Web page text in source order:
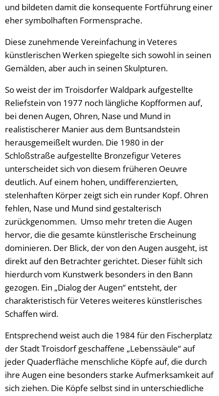
und bildeten damit die konsequente Fortführung einer
eher symbolhaften Formensprache.
Diese zunehmende Vereinfachung in Veteres
künstlerischen Werken spiegelte sich sowohl in seinen
Gemälden, aber auch in seinen Skulpturen.
So weist der im Troisdorfer Waldpark aufgestellte
Reliefstein von 1977 noch längliche Kopfformen auf,
bei denen Augen, Ohren, Nase und Mund in
realistischerer Manier aus dem Buntsandstein
herausgemeißelt wurden. Die 1980 in der
Schloßstraße aufgestellte Bronzefigur Veteres
unterscheidet sich von diesem früheren Oeuvre
deutlich. Auf einem hohen, undifferenzierten,
stelenhaften Körper zeigt sich ein runder Kopf. Ohren
fehlen, Nase und Mund sind gestalterisch
zurückgenommen. Umso mehr treten die Augen
hervor, die die gesamte künstlerische Erscheinung
dominieren. Der Blick, der von den Augen ausgeht, ist
direkt auf den Betrachter gerichtet. Dieser fühlt sich
hierdurch vom Kunstwerk besonders in den Bann
gezogen. Ein „Dialog der Augen“ entsteht, der
charakteristisch für Veteres weiteres künstlerisches
Schaffen wird.
Entsprechend weist auch die 1984 für den Fischerplatz
der Stadt Troisdorf geschaffene „Lebenssäule“ auf
jeder Quaderfläche menschliche Köpfe auf, die durch
ihre Augen eine besonders starke Aufmerksamkeit auf
sich ziehen. Die Köpfe selbst sind in unterschiedliche